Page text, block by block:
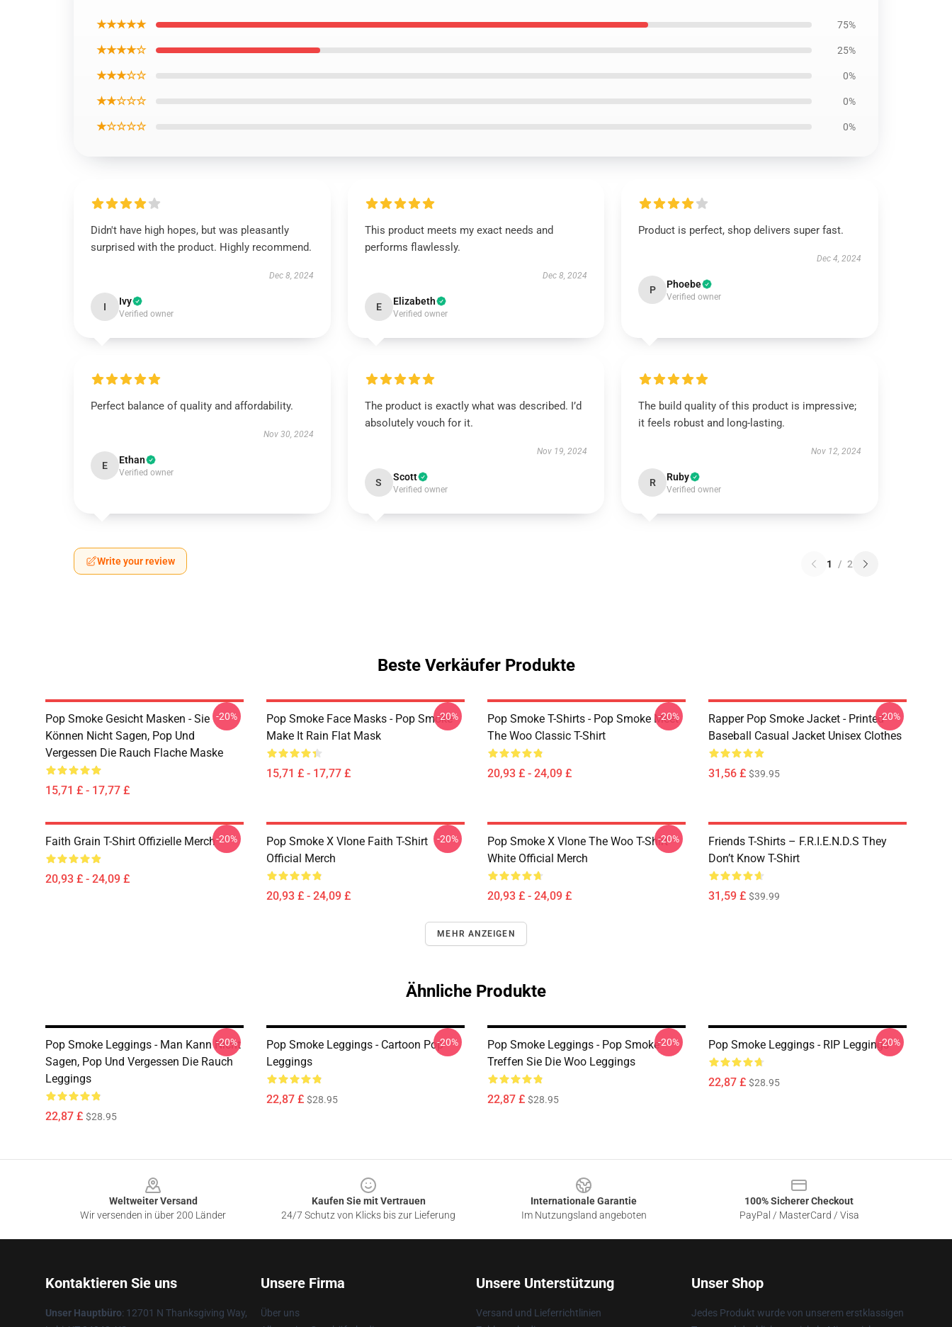
★★★★★ 75%
★★★★☆ 25%
★★★☆☆ 0%
★★☆☆☆ 0%
★☆☆☆☆ 0%
Didn't have high hopes, but was pleasantly
surprised with the product. Highly recommend.
Dec 8, 2024
I Ivy
Verified owner
This product meets my exact needs and
performs flawlessly.
Dec 8, 2024
E Elizabeth
Verified owner
Product is perfect, shop delivers super fast.
Dec 4, 2024
P Phoebe
Verified owner
Perfect balance of quality and affordability.
Nov 30, 2024
E Ethan
Verified owner
The product is exactly what was described. I’d
absolutely vouch for it.
Nov 19, 2024
S Scott
Verified owner
The build quality of this product is impressive;
it feels robust and long-lasting.
Nov 12, 2024
R Ruby
Verified owner
Write your review 1 / 2
Beste Verkäufer Produkte
Pop Smoke Gesicht Masken - Sie
Können Nicht Sagen, Pop Und
Vergessen Die Rauch Flache Maske
15,71 £ - 17,77 £
-20%
Pop Smoke Face Masks - Pop Smoke
Make It Rain Flat Mask
15,71 £ - 17,77 £
-20%
Pop Smoke T-Shirts - Pop Smoke Meet
The Woo Classic T-Shirt
20,93 £ - 24,09 £
-20%
Rapper Pop Smoke Jacket - Printed
Baseball Casual Jacket Unisex Clothes
31,56 £ $39.95
-20%
Faith Grain T-Shirt Offizielle Merch
20,93 £ - 24,09 £
-20%
Pop Smoke X Vlone Faith T-Shirt
Official Merch
20,93 £ - 24,09 £
-20%
Pop Smoke X Vlone The Woo T-Shirt
White Official Merch
20,93 £ - 24,09 £
-20%
Friends T-Shirts – F.R.I.E.N.D.S They
Don’t Know T-Shirt
31,59 £ $39.99
MEHR ANZEIGEN
Ähnliche Produkte
Pop Smoke Leggings - Man Kann Nicht
Sagen, Pop Und Vergessen Die Rauch
Leggings
22,87 £ $28.95
-20%
Pop Smoke Leggings - Cartoon Pop
Leggings
22,87 £ $28.95
-20%
Pop Smoke Leggings - Pop Smoke
Treffen Sie Die Woo Leggings
22,87 £ $28.95
-20% Pop Smoke Leggings - RIP Leggings
22,87 £ $28.95
-20%
Weltweiter Versand
Wir versenden in über 200 Länder
Kaufen Sie mit Vertrauen
24/7 Schutz von Klicks bis zur Lieferung
Internationale Garantie
Im Nutzungsland angeboten
100% Sicherer Checkout
PayPal / MasterCard / Visa
Kontaktieren Sie uns
Unser Hauptbüro: 12701 N Thanksgiving Way,
Unsere Firma
Über uns
Unsere Unterstützung
Versand und Lieferrichtlinien
Unser Shop
Jedes Produkt wurde von unserem erstklassigen